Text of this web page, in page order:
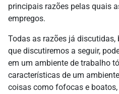
principais razões pelas quais
empregos.
Todas as razões já
que discutiremos a seguir,
em um ambiente de trabalho
características de um
coisas como fofocas e